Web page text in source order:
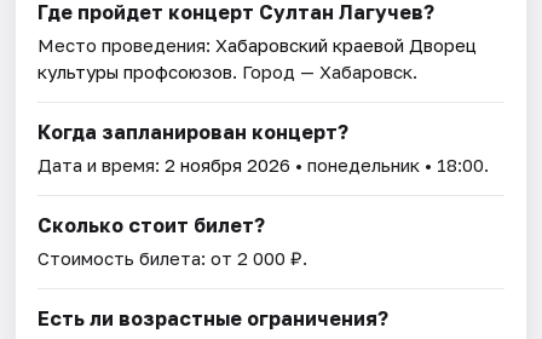
Где пройдет концерт Султан Лагучев?
Место проведения:Хабаровский краевой Дворец
культуры профсоюзов. Город — Хабаровск.
Когда запланирован концерт?
Дата и время:2 ноября 2026 • понедельник • 18:00.
Сколько стоит билет?
Стоимость билета: от 2 000 ₽.
Есть ли возрастные ограничения?